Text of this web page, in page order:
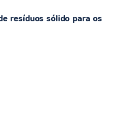
resíduos sólido para os